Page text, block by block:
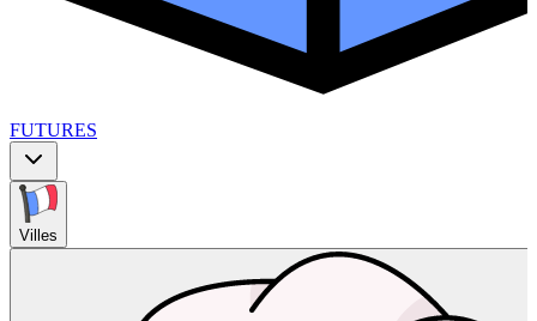
FUTURES
Villes